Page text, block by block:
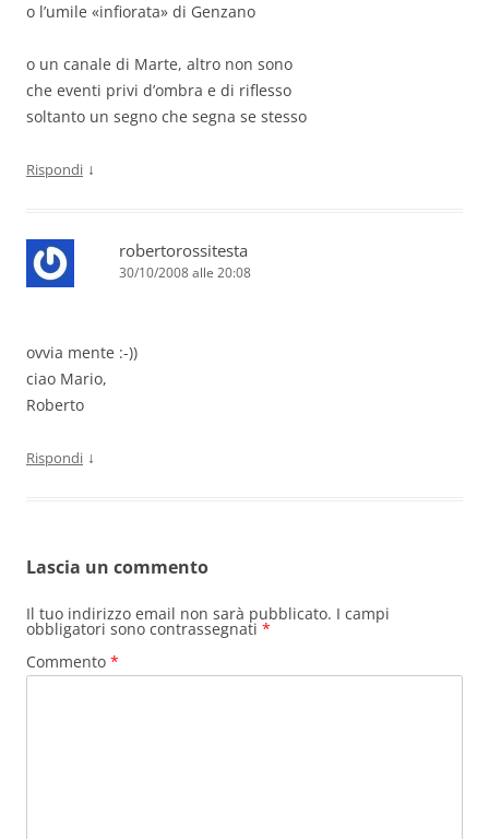
o l’umile «infiorata» di Genzano
o un canale di Marte, altro non sono
che eventi privi d’ombra e di riflesso
soltanto un segno che segna se stesso
Rispondi ↓
robertorossitesta
30/10/2008 alle 20:08
ovvia mente :-))
ciao Mario,
Roberto
Rispondi ↓
Lascia un commento
Il tuo indirizzo email non sarà pubblicato. I campi
obbligatori sono contrassegnati *
Commento *